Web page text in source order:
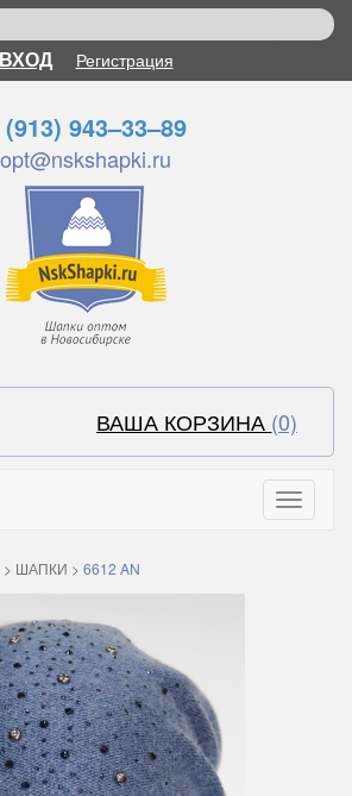
ВХОД Регистрация
943–33–89
opt@nskshapki.ru
ВАША КОРЗИНА (0)
Toggle
> ШАПКИ > 6612 AN